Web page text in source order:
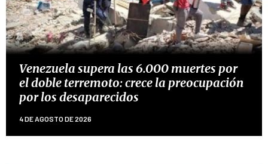
Venezuela supera las 6.000 muertes por
el doble terremoto: crece la preocupación
por los desaparecidos
4 DE AGOSTO DE 2026